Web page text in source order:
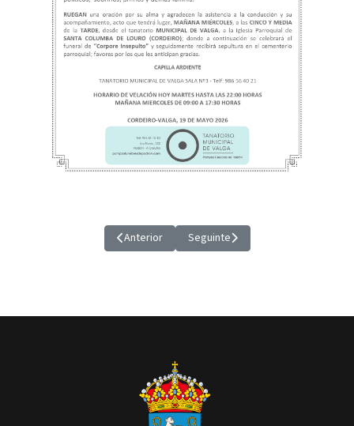
Artigo anterior: MANUELA COIRA CONDE, VECIÑA DA
Anterior Artigo seguinte: ALUMNOS DO IES E
Seguinte